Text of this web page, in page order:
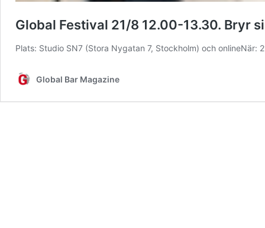
Global Festival 21/8 12.00-13.30. Bryr
Plats: Studio SN7 (Stora Nygatan 7, Stockholm) och
Global Bar Magazine